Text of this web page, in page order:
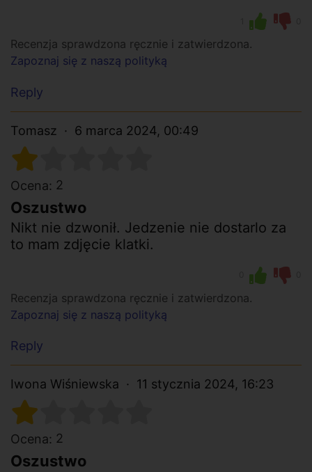
Recenzja sprawdzona ręcznie i zatwierdzona.
Zapoznaj się z naszą polityką
Reply
Tomasz 6 marca 2024, 00:49
Ocena: 2
Oszustwo
Nikt nie dzwonił. Jedzenie nie dostarlo za
to mam zdjęcie klatki.
Recenzja sprawdzona ręcznie i zatwierdzona.
Zapoznaj się z naszą polityką
Reply
Iwona Wiśniewska 11 stycznia 2024, 16:23
Ocena: 2
Oszustwo